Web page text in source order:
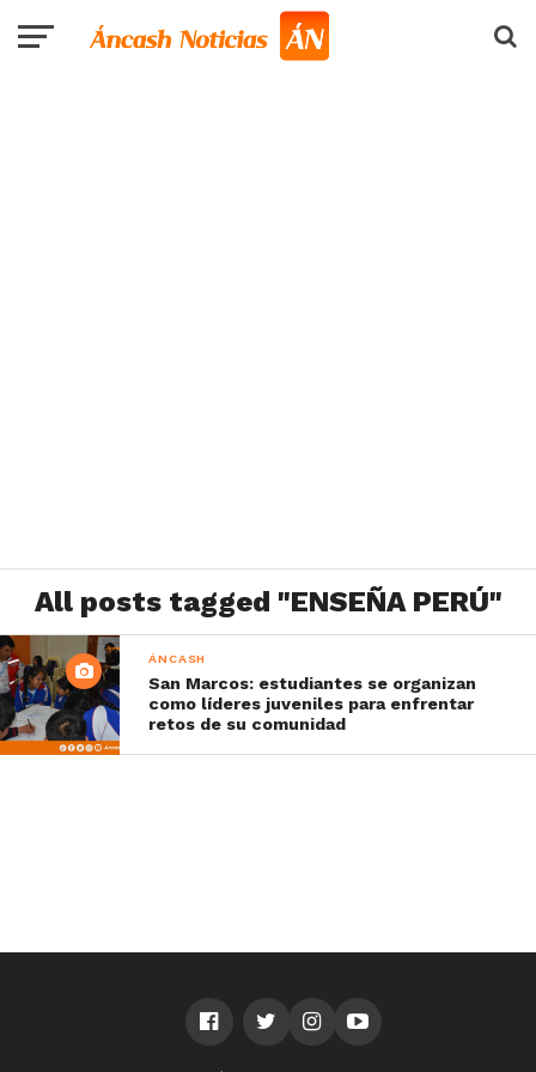
All posts tagged "ENSEÑA PERÚ"
ÁNCASH
San Marcos: estudiantes se organizan
como líderes juveniles para enfrentar
retos de su comunidad